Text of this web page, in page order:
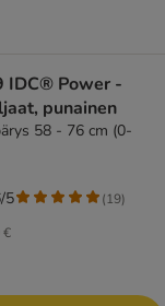
IDC® Power -
punainen
58 - 76 cm (0-
€
5 (19)